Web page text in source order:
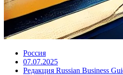
Россия
07.07.2025
Редакция Russian Business